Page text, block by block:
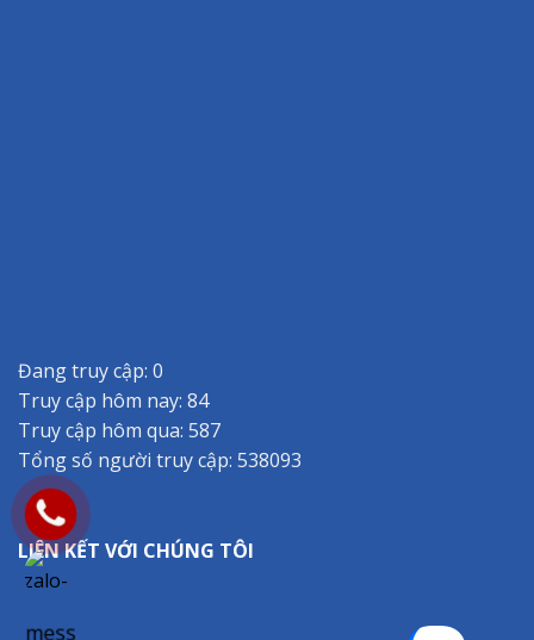
Đang truy cập: 0
Truy cập hôm nay: 84
Truy cập hôm qua: 587
Tổng số người truy cập: 538093
LIÊN KẾT VỚI CHÚNG TÔI